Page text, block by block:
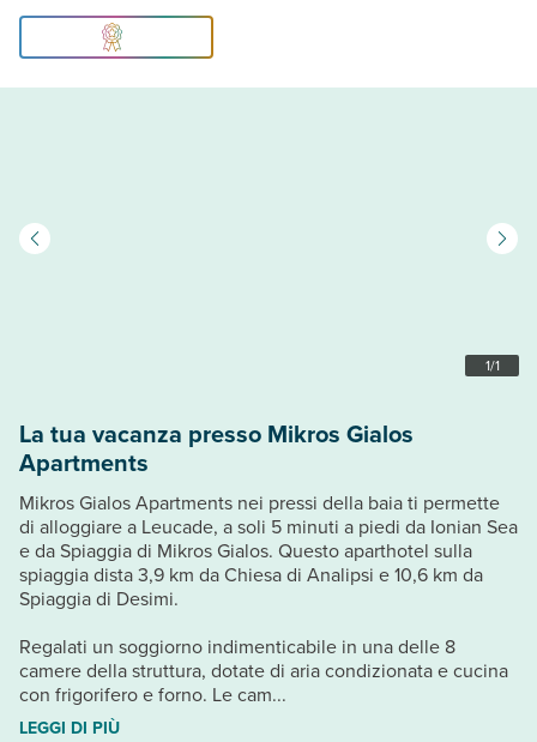
1/1
La tua vacanza presso Mikros Gialos
Apartments
Mikros Gialos Apartments nei pressi della baia ti permette
di alloggiare a Leucade, a soli 5 minuti a piedi da Ionian Sea
e da Spiaggia di Mikros Gialos. Questo aparthotel sulla
spiaggia dista 3,9 km da Chiesa di Analipsi e 10,6 km da
Spiaggia di Desimi.
Regalati un soggiorno indimenticabile in una delle 8
camere della struttura, dotate di aria condizionata e cucina
con frigorifero e forno. Le cam...
LEGGI DI PIÙ